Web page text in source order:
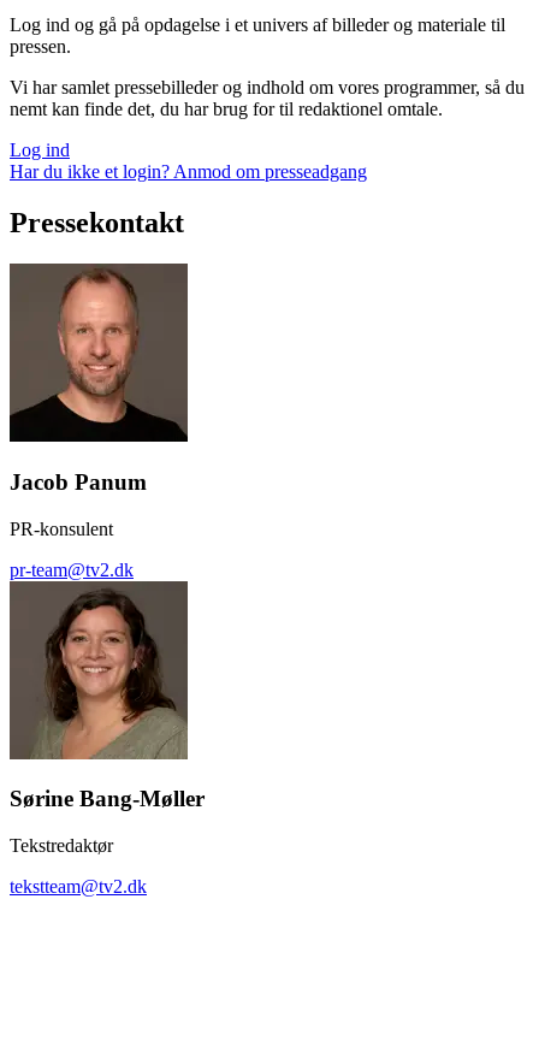
Log ind og gå på opdagelse i et univers af billeder og materiale til
pressen.
Vi har samlet pressebilleder og indhold om vores programmer, så du
nemt kan finde det, du har brug for til redaktionel omtale.
Log ind
Har du ikke et login? Anmod om presseadgang
Pressekontakt
Jacob Panum
PR-konsulent
pr-team@tv2.dk
Sørine Bang-Møller
Tekstredaktør
tekstteam@tv2.dk